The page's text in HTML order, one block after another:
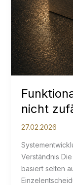
nicht
27.02.2026
Verständnis
basiert selten